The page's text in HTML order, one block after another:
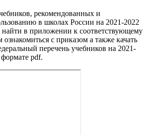
рекомендованных и
в школах России на 2021-2022
в приложении к соответствующему
ознакомиться с приказом а также качать
перечень учебников на 2021-
pdf.